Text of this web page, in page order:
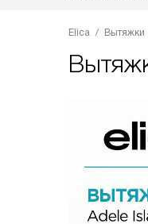
Elica Вытяжки